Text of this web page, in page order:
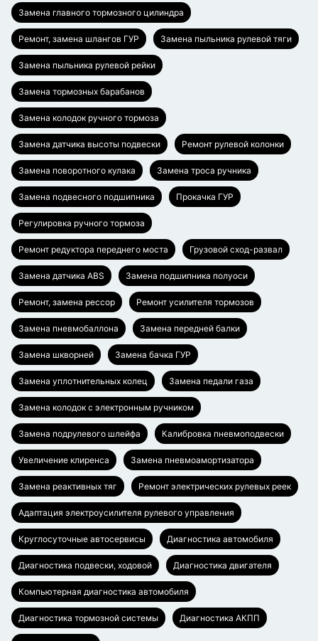
Замена главного тормозного цилиндра
Ремонт, замена шлангов ГУР Замена пыльника рулевой тяги
Замена пыльника рулевой рейки
Замена тормозных барабанов
Замена колодок ручного тормоза
Замена датчика высоты подвески Ремонт рулевой колонки
Замена поворотного кулака Замена троса ручника
Замена подвесного подшипника Прокачка ГУР
Регулировка ручного тормоза
Ремонт редуктора переднего моста Грузовой сход-развал
Замена датчика ABS Замена подшипника полуоси
Ремонт, замена рессор Ремонт усилителя тормозов
Замена пневмобаллона Замена передней балки
Замена шкворней Замена бачка ГУР
Замена уплотнительных колец Замена педали газа
Замена колодок с электронным ручником
Замена подрулевого шлейфа Калибровка пневмоподвески
Увеличение клиренса Замена пневмоамортизатора
Замена реактивных тяг Ремонт электрических рулевых реек
Адаптация электроусилителя рулевого управления
Круглосуточные автосервисы Диагностика автомобиля
Диагностика подвески, ходовой Диагностика двигателя
Компьютерная диагностика автомобиля
Диагностика тормозной системы Диагностика АКПП